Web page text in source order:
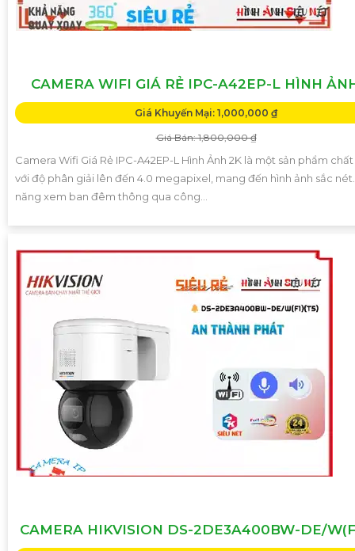
CAMERA WIFI GIÁ RẺ IPC-A42EP-L HÌNH
Giá Khuyến Mại: 1,000,000 ₫
Giá Bán: 1,800,000 ₫
Camera Wifi Giá Rẻ IPC-A42EP-L Hình Ảnh 2K là một sản phẩm
với độ phân giải lên đến 4.0 megapixel, mang đến hình ảnh sắc
năng xem ban đêm thông qua công...
CAMERA HIKVISION DS-2DE3A400BW-DE/